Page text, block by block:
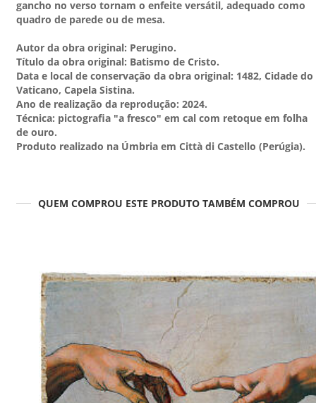
gancho no verso tornam o enfeite versátil, adequado como
quadro de parede ou de mesa.
Autor da obra original: Perugino.
Título da obra original: Batismo de Cristo.
Data e local de conservação da obra original: 1482, Cidade do
Vaticano, Capela Sistina.
Ano de realização da reprodução: 2024.
Técnica: pictografia "a fresco" em cal com retoque em folha
de ouro.
Produto realizado na Úmbria em Città di Castello (Perúgia).
QUEM COMPROU ESTE PRODUTO TAMBÉM COMPROU